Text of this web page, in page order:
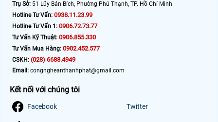
Trụ Sở: 51 Lũy Bán Bích, Phường Phú Thạnh, TP. Hồ Chí Minh
Hotline Tư Vấn: 0938.11.23.99
Hotline Tư Vấn 1: 0906.72.73.77
Tư Vấn Kỹ Thuật: 0906.855.330
Tư Vấn Mua Hàng: 0902.452.577
CSKH: (028) 6688.4949
Email: congngheanthanhphat@gmail.com
Kết nối với chúng tôi
Facebook Twitter